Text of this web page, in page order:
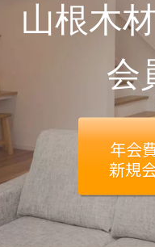
山根木
会
年会
新規